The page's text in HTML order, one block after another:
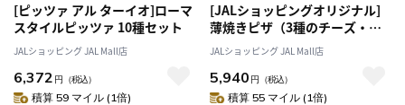
[ピッツァ アル ターイオ]ローマ
スタイルピッツァ 10種セット
JALショッピング JAL Mall店
6,372 円 （税込）
積算 59 マイル (1倍)
[JALショッピングオリジナル]
薄焼きピザ（3種のチーズ・ベ
ーコンマッシュルーム）
JALショッピング JAL Mall店
5,940 円 （税込）
積算 55 マイル (1倍)